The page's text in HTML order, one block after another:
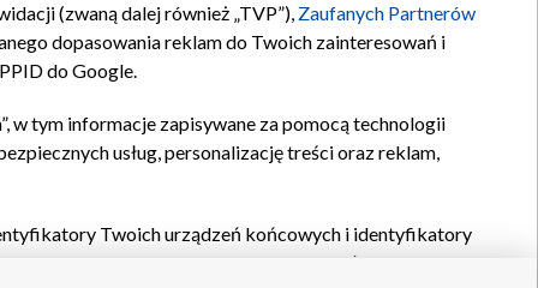
(zwaną dalej również „TVP”), Zaufanych Partnerów
dopasowania reklam do Twoich zainteresowań i
do Google.
w tym informacje zapisywane za pomocą technologii
usług, personalizację treści oraz reklam,
Twoich urządzeń końcowych i identyfikatory
oraz pozostałych